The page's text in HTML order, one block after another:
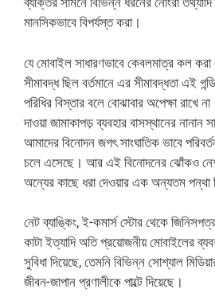
মানসিকভাবে বিপর্যস্ত করা।
যে মোবাইল সাধারণভাবে কেবলমাত্র কল
সীমাবদ্ধ ছিল বর্তমানে এর সীমাবদ্ধতা এই
পরিধির বিস্তার বলে বোঝাবার অপেক্ষা রাখে
দাওয়া জামাকাপড় ব্যবহার বাসস্থানের নানান
আমাদের বিনোদন জগৎ সাংঘাতিক ভাবে
চলে এসেছে। আর এই বিনোদনের ঝোঁকও
অন্যের কাছে ধরা দেওয়ার এক অন্যতম পন্থা
নেট ব্যাঙ্কিং, ই-কমার্স স্টোর থেকে
কাটা ইত্যাদি অতি প্রয়োজনীয় মোবাইলের
সুবিধা দিয়েছে, তেমনি বিভিন্ন সোশ্যাল
জীবন-জাপান প্রণালীকে পাল্টে দিয়েছে।